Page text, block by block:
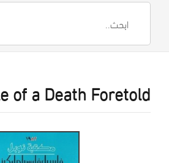
of a Death Foretold